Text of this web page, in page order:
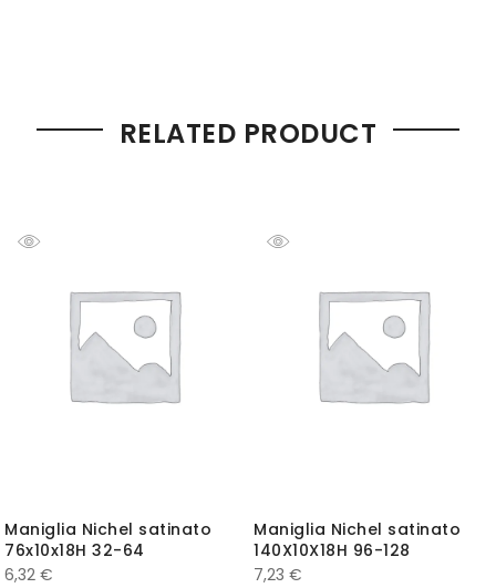
RELATED PRODUCT
Maniglia Nichel satinato
76x10x18H 32-64
6,32 €
Maniglia Nichel satinato
140X10X18H 96-128
7,23 €